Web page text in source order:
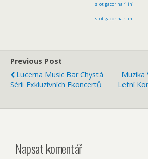
slot gacor hari ini
slot gacor hari ini
Previous Post
Lucerna Music Bar Chystá
Sérii Exkluzivních Ekoncertů
Muzika
Letní
Napsat komentář